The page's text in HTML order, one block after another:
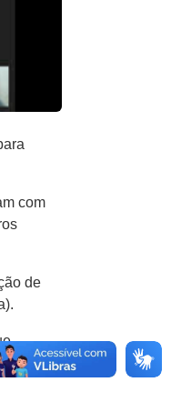
com
de
ensino e